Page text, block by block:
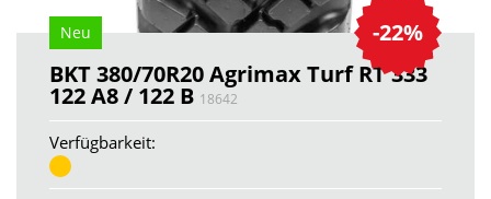
-22%
Neu
BKT 380/70R20 Agrimax Turf RT 333
122 A8 / 122 B 18642
Verfügbarkeit: